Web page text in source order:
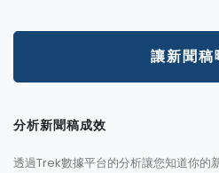
讓新聞稿
分析新聞稿成效
透過Trek數據平台的分析讓您知道你的